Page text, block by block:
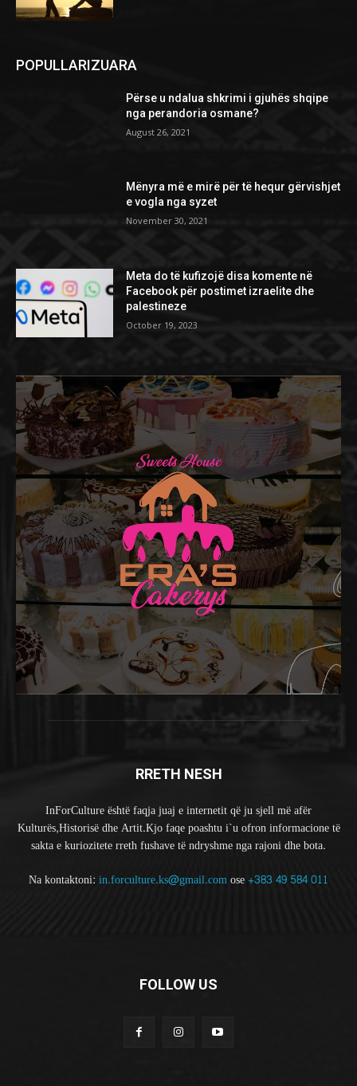
POPULLARIZUARA
Përse u ndalua shkrimi i gjuhës shqipe
nga perandoria osmane?
August 26, 2021
Mënyra më e mirë për të hequr gërvishjet
e vogla nga syzet
November 30, 2021
Meta do të kufizojë disa komente në
Facebook për postimet izraelite dhe
palestineze
October 19, 2023
RRETH NESH
InForCulture është faqja juaj e internetit që ju sjell më afër
Kulturës,Historisë dhe Artit.Kjo faqe poashtu i`u ofron informacione të
sakta e kuriozitete rreth fushave të ndryshme nga rajoni dhe bota.
Na kontaktoni: in.forculture.ks@gmail.comose+383 49 584 011
FOLLOW US